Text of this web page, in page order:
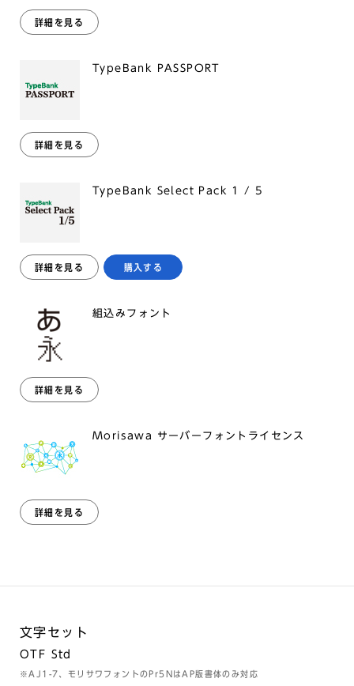
詳細を見る
TypeBank PASSPORT
詳細を見る
TypeBank Select Pack 1 / 5
詳細を見る 購入する
組込みフォント
詳細を見る
Morisawa サーバーフォントライセンス
詳細を見る
文字セット
OTF Std
※AJ1-7、モリサワフォントのPr5NはAP版書体のみ対応